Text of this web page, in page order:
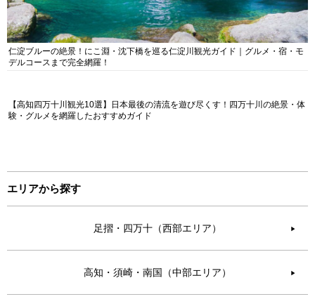
仁淀ブルーの絶景！にこ淵・沈下橋を巡る仁淀川観光ガイド｜グルメ・宿・モ
デルコースまで完全網羅！
【高知四万十川観光10選】日本最後の清流を遊び尽くす！四万十川の絶景・体
験・グルメを網羅したおすすめガイド
エリアから探す
足摺・四万十（西部エリア） ▶︎
高知・須崎・南国（中部エリア） ▶︎